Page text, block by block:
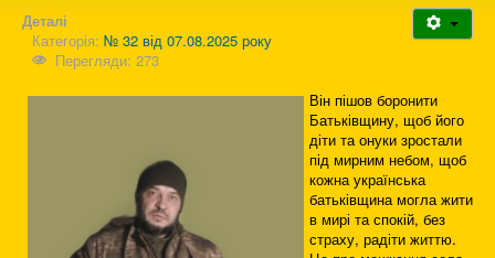
Деталі
Категорія: № 32 від 07.08.2025 року
Перегляди: 273
Він пішов боронити
Батьківщину, щоб його
діти та онуки зростали
під мирним небом, щоб
кожна українська
батьківщина могла жити
в мирі та спокій, без
страху, радіти життю.